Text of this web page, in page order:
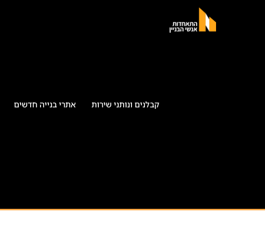
קבלנים ונותני שירות אתרי בנייה חדשים